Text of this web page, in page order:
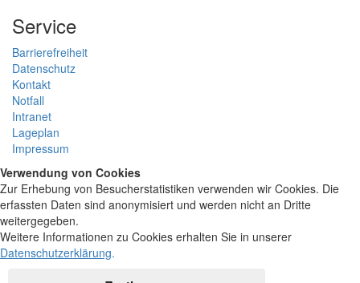
Service
Barrierefreiheit
Datenschutz
Kontakt
Notfall
Intranet
Lageplan
Impressum
Verwendung von Cookies
Zur Erhebung von Besucherstatistiken verwenden wir Cookies. Die
erfassten Daten sind anonymisiert und werden nicht an Dritte
weitergegeben.
Weitere Informationen zu Cookies erhalten Sie in unserer
Datenschutzerklärung.